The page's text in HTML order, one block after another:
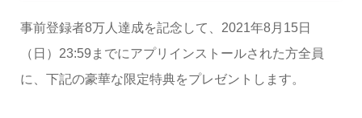
事前登録者8万人達成を記念して、2021年8月15日
（日）23:59までにアプリインストールされた方全員
に、下記の豪華な限定特典をプレゼントします。